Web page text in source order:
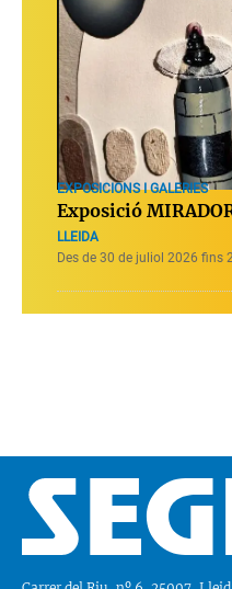
EXPOSICIONS I GALERIES
Exposició
LLEIDA
Des de 30 de juliol 2026 fins